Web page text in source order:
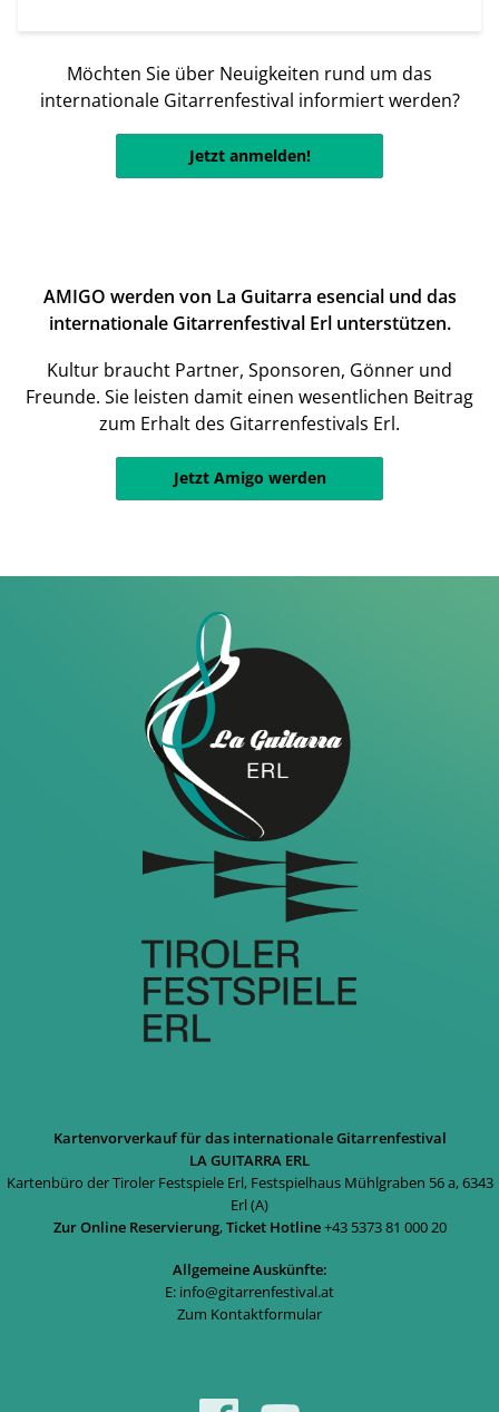
Möchten Sie über Neuigkeiten rund um das
internationale Gitarrenfestival informiert werden?
Jetzt anmelden!
AMIGO werden von La Guitarra esencial und das
internationale Gitarrenfestival Erl unterstützen.
Kultur braucht Partner, Sponsoren, Gönner und
Freunde. Sie leisten damit einen wesentlichen Beitrag
zum Erhalt des Gitarrenfestivals Erl.
Jetzt Amigo werden
Kartenvorverkauf für das internationale Gitarrenfestival
LA GUITARRA ERL
Kartenbüro der Tiroler Festspiele Erl, Festspielhaus Mühlgraben 56 a, 6343
Erl (A)
Zur Online Reservierung,Ticket Hotline+43 5373 81 000 20
Allgemeine Auskünfte:
E: info@gitarrenfestival.at
Zum Kontaktformular